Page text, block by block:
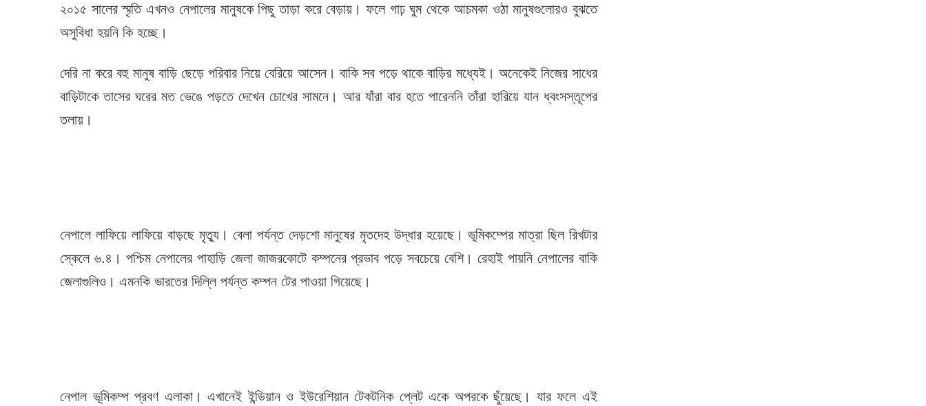
২০১৫ সালের স্মৃতি এখনও নেপালের মানুষকে পিছু তাড়া করে বেড়ায়। ফলে গাঢ় ঘুম থেকে আচমকা ওঠা মানুষগুলোরও বুঝতে
অসুবিধা হয়নি কি হচ্ছে।
দেরি না করে বহু মানুষ বাড়ি ছেড়ে পরিবার নিয়ে বেরিয়ে আসেন। বাকি সব পড়ে থাকে বাড়ির মধ্যেই। অনেকেই নিজের সাধের
বাড়িটাকে তাসের ঘরের মত ভেঙে পড়তে দেখেন চোখের সামনে। আর যাঁরা বার হতে পারেননি তাঁরা হারিয়ে যান ধ্বংসস্তূপের
তলায়।
নেপালে লাফিয়ে লাফিয়ে বাড়ছে মৃত্যু। বেলা পর্যন্ত দেড়শো মানুষের মৃতদেহ উদ্ধার হয়েছে। ভূমিকম্পের মাত্রা ছিল রিখটার
স্কেলে ৬.৪। পশ্চিম নেপালের পাহাড়ি জেলা জাজরকোটে কম্পনের প্রভাব পড়ে সবচেয়ে বেশি। রেহাই পায়নি নেপালের বাকি
জেলাগুলিও। এমনকি ভারতের দিল্লি পর্যন্ত কম্পন টের পাওয়া গিয়েছে।
নেপাল ভূমিকম্প প্রবণ এলাকা। এখানেই ইন্ডিয়ান ও ইউরেশিয়ান টেকটনিক প্লেট একে অপরকে ছুঁয়েছে। যার ফলে এই